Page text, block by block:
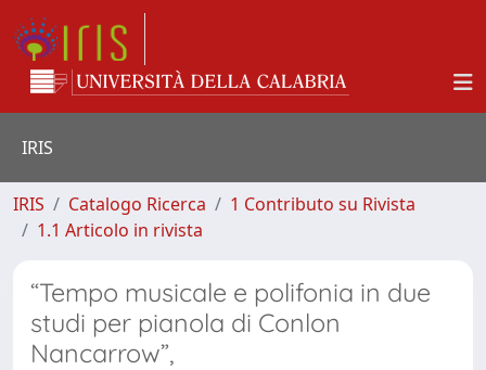
IRIS
IRIS Catalogo Ricerca
1 Contributo su Rivista
1.1 Articolo in rivista
“Tempo musicale e polifonia in due
studi per pianola di Conlon
Nancarrow”,